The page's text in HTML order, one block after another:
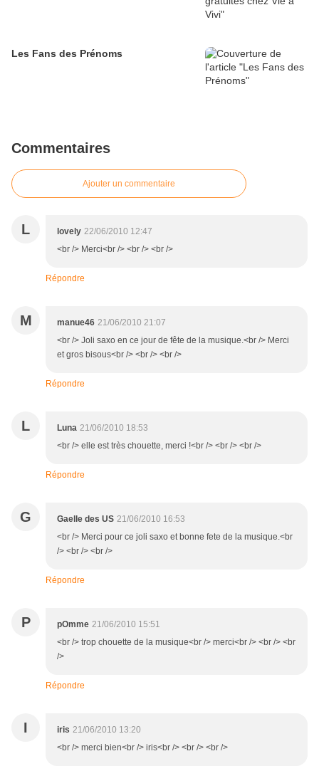
Les Fans des Prénoms
Commentaires
Ajouter un commentaire
L lovely 22/06/2010 12:47
<br /> Merci<br /> <br /> <br />
Répondre
M manue46 21/06/2010 21:07
<br /> Joli saxo en ce jour de fête de la musique.<br /> Merci
et gros bisous<br /> <br /> <br />
Répondre
L Luna 21/06/2010 18:53
<br /> elle est très chouette, merci !<br /> <br /> <br />
Répondre
G Gaelle des US 21/06/2010 16:53
<br /> Merci pour ce joli saxo et bonne fete de la musique.<br
/> <br /> <br />
Répondre
P pOmme 21/06/2010 15:51
<br /> trop chouette de la musique<br /> merci<br /> <br /> <br
/>
Répondre
I iris 21/06/2010 13:20
<br /> merci bien<br /> iris<br /> <br /> <br />